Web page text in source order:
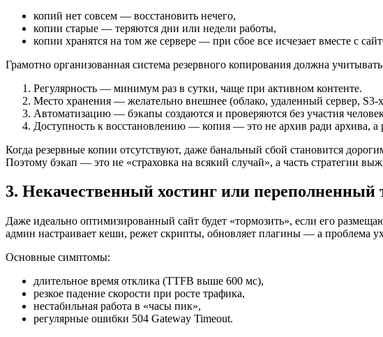
копий нет совсем — восстановить нечего,
копии старые — теряются дни или недели работы,
копии хранятся на том же сервере — при сбое все исчезает вместе с
Грамотно организованная система резервного копирования должна
Регулярность — минимум раз в сутки, чаще при активном контенте.
Место хранения — желательно внешнее (облако, удаленный сервер, S3-
Автоматизацию — бэкапы создаются и проверяются без участия
Доступность к восстановлению — копия — это не архив ради архива, а
Когда резервные копии отсутствуют, даже банальный сбой становится
Поэтому бэкап — это не «страховка на всякий случай», а часть стратегии
3. Некачественный хостинг или переполненный
Даже идеально оптимизированный сайт будет «тормозить», если его
админ настраивает кеши, режет скрипты, обновляет плагины — а проблема
Основные симптомы:
длительное время отклика (TTFB выше 600 мс),
резкое падение скорости при росте трафика,
нестабильная работа в «часы пик»,
регулярные ошибки 504 Gateway Timeout.